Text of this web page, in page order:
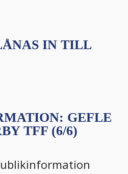
IN TILL
GEFLE
TFF (6/6)